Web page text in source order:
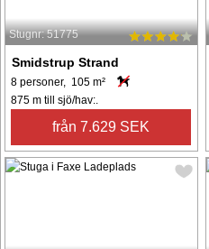
Stugnr: 51775
Smidstrup Strand
8 personer, 105 m²
875 m till sjö/hav:.
från 7.629 SEK